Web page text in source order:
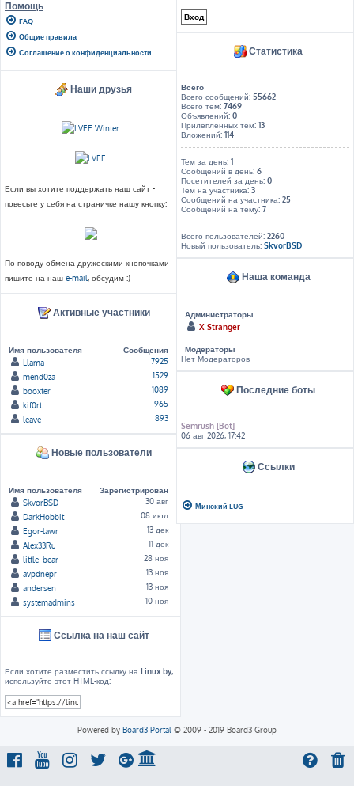
Помощь
FAQ
Общие правила
Соглашение о конфиденциальности
Наши друзья
Если вы хотите поддержать наш сайт -
повесьте у себя на страничке нашу кнопку:
По поводу обмена дружескими кнопочками
пишите на наш e-mail, обсудим :)
Активные участники
Имя пользователя
Сообщения
Llama
7925
mend0za
1529
booxter
1089
kif0rt
965
leave
893
Новые пользователи
Имя пользователя
Зарегистрирован
SkvorBSD
30 авг
DarkHobbit
08 июл
Egor-lawr
13 дек
Alex33Ru
11 дек
little_bear
28 ноя
avpdnepr
13 ноя
andersen
13 ноя
systemadmins
10 ноя
Ссылка на наш сайт
Если хотите разместить ссылку на Linux.by,
используйте этот HTML-код:
Статистика
Всего
Всего сообщений:55662
Всего тем:7469
Объявлений:0
Прилепленных тем:13
Вложений:114
Тем за день:1
Сообщений в день:6
Посетителей за день:0
Тем на участника:3
Сообщений на участника:25
Сообщений на тему:7
Всего пользователей:2260
Новый пользователь:SkvorBSD
Наша команда
Администраторы
X-Stranger
Модераторы
Нет Модераторов
Последние боты
Semrush [Bot]
06 авг 2026, 17:42
Ссылки
Минский LUG
Powered by Board3 Portal © 2009 - 2019 Board3 Group